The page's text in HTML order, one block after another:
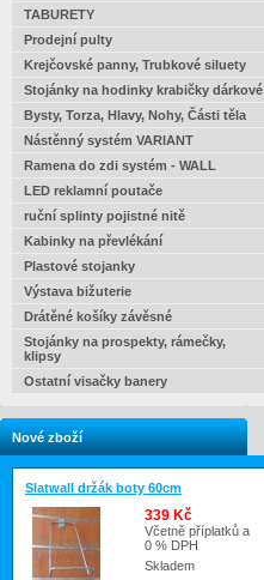
TABURETY
Prodejní pulty
Krejčovské panny, Trubkové siluety
Stojánky na hodinky krabičky dárkové
Bysty, Torza, Hlavy, Nohy, Části těla
Nástěnný systém VARIANT
Ramena do zdi systém - WALL
LED reklamní poutače
ruční splinty pojistné nitě
Kabinky na převlékání
Plastové stojanky
Výstava bižuterie
Drátěné košíky závěsné
Stojánky na prospekty, rámečky,
klipsy
Ostatní visačky banery
Nové zboží
Slatwall držák boty 60cm
339 Kč
Včetně příplatků a
0 % DPH
Skladem